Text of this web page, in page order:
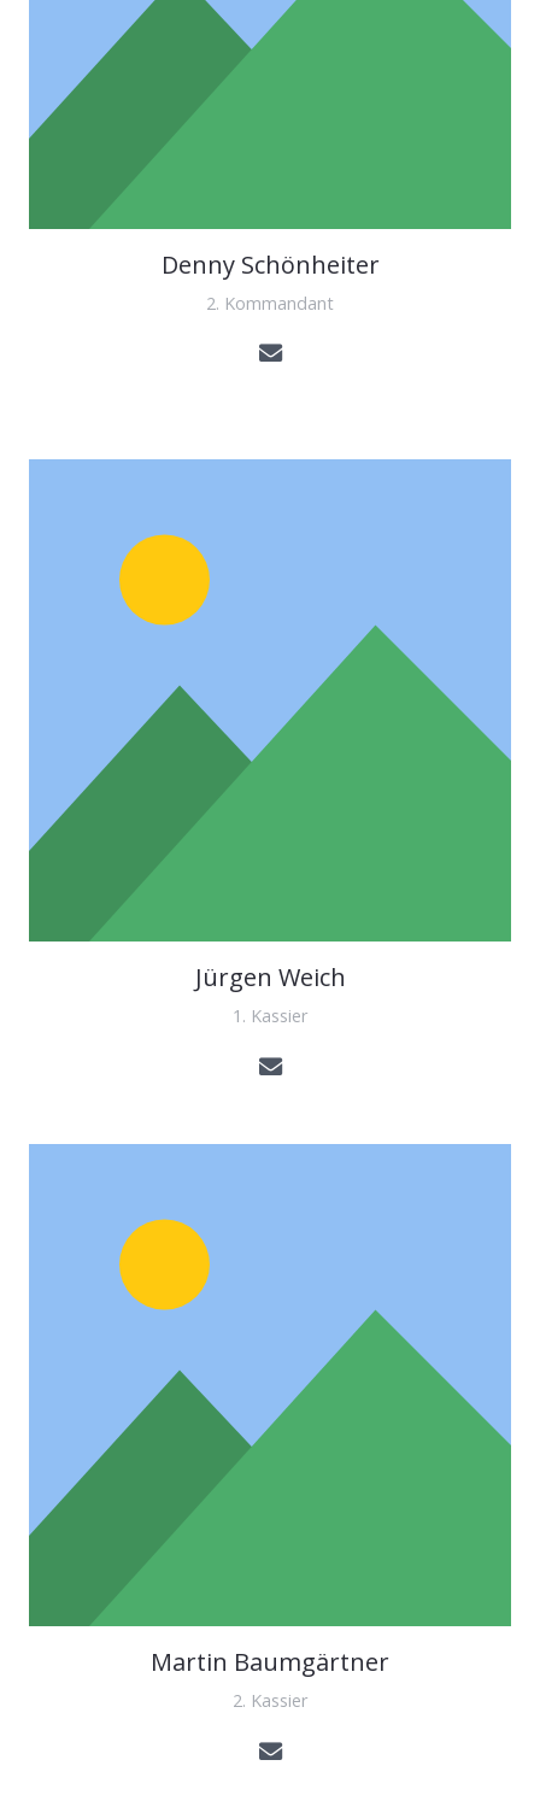
Denny Schönheiter
2. Kommandant
Jürgen Weich
1. Kassier
Martin Baumgärtner
2. Kassier